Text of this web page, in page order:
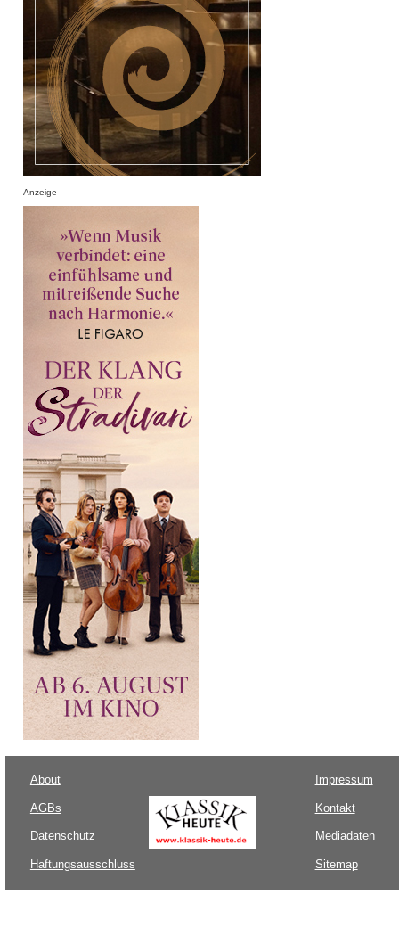
Anzeige
About
AGBs
Datenschutz
Haftungsausschluss
Impressum
Kontakt
Mediadaten
Sitemap